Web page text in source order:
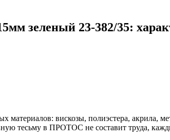
зеленый 23-382/35:
материалов: вискозы, полиэстера, акрила,
тесьму в ПРОТОС не составит труда,